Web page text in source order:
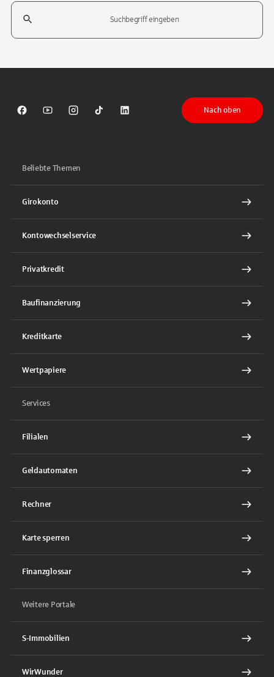
Suchfeld
Sparkasse auf Facebook
Sparkasse auf Youtube
Sparkasse auf Instagram
Sparkasse auf TikTok
Sparkasse auf LinkedIn
Nach oben
Beliebte Themen
Girokonto
Kontowechselservice
Privatkredit
Baufinanzierung
Kreditkarte
Wertpapiere
Services
Filialen
Geldautomaten
Rechner
Karte sperren
Finanzglossar
Weitere Portale
S-Immobilien
WirWunder